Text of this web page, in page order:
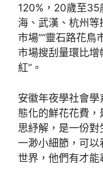
120%，20歲至35
海、武漢、杭州等
市場”“靈石路花鳥
市場搜刮量環比增
紅”。
安徽年夜學社會
態化的鮮花花費
思紓解，是一份
一渺小細節，可
世界，他們有才能